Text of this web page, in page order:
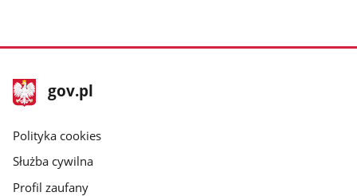
stopka
gov.pl
Strona
gov.pl
gov.pl
Polityka cookies
Służba cywilna
Profil zaufany